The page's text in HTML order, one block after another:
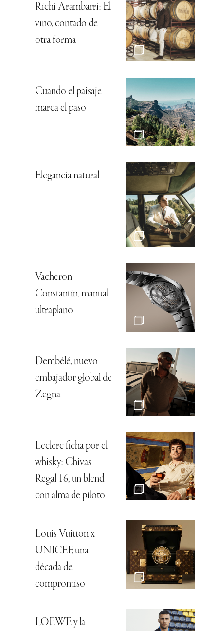
Richi Arambarri: El
vino, contado de
otra forma
Cuando el paisaje
marca el paso
Elegancia natural
Vacheron
Constantin, manual
ultraplano
Dembélé, nuevo
embajador global de
Zegna
Leclerc ficha por el
whisky: Chivas
Regal 16, un blend
con alma de piloto
Louis Vuitton x
UNICEF, una
década de
compromiso
LOEWE y la